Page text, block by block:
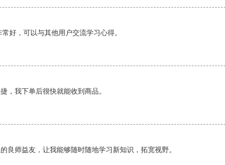
好，可以与其他用户交流学习心得。
，我下单后很快就能收到商品。
良师益友，让我能够随时随地学习新知识，拓宽视野。